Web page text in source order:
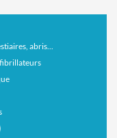
abris...